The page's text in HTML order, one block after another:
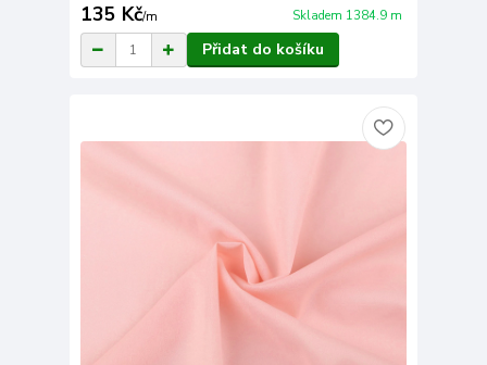
135 Kč/m Skladem 1384.9 m
Přidat do košíku